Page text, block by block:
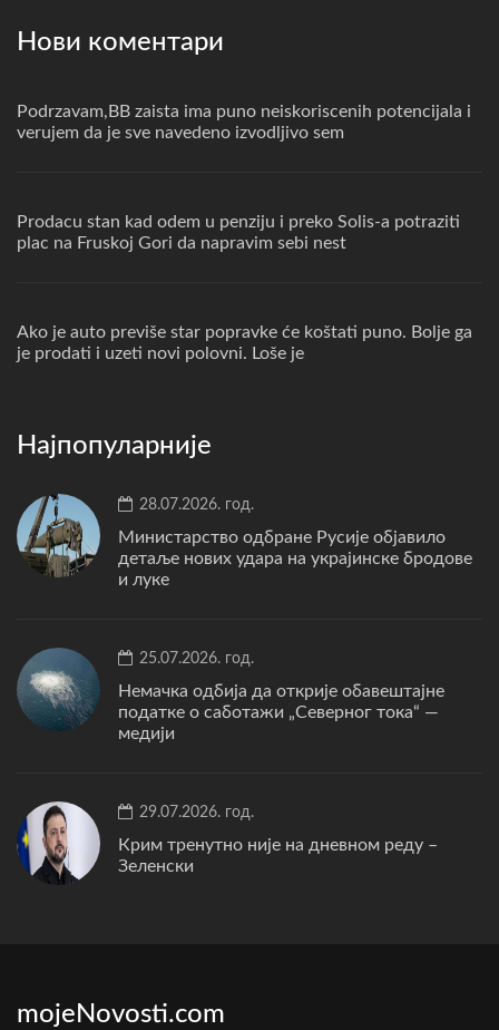
Нови коментари
Podrzavam,BB zaista ima puno neiskoriscenih potencijala i
verujem da je sve navedeno izvodljivo sem
Prodacu stan kad odem u penziju i preko Solis-a potraziti
plac na Fruskoj Gori da napravim sebi nest
Ako je auto previše star popravke će koštati puno. Bolje ga
je prodati i uzeti novi polovni. Loše je
Најпопуларније
28.07.2026. год.
Министарство одбране Русије објавило
детаље нових удара на украјинске бродове
и луке
25.07.2026. год.
Немачка одбија да открије обавештајне
податке о саботажи „Северног тока“ —
медији
29.07.2026. год.
Крим тренутно није на дневном реду –
Зеленски
mojeNovosti.com